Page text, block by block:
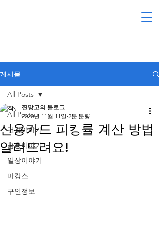
게시물
All Posts
건강이야기
금융이야기
일상이야기
마캉스
구인정보
All Posts
신용카드 피킹률 계산 방법
알려드려요!
찐망고의 블로그
2020년 11월 11일 2분 분량